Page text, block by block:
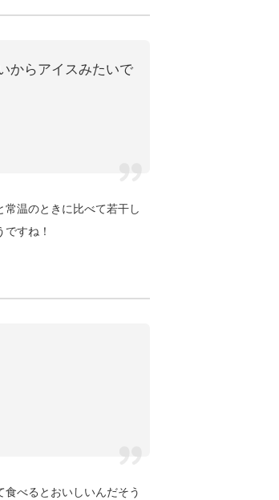
からアイスみたいで
温のときに比べて若干し
すね！
べるとおいしいんだそう